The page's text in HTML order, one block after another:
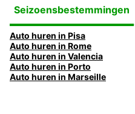
Seizoensbestemmingen
Auto huren in Pisa
Auto huren in Rome
Auto huren in Valencia
Auto huren in Porto
Auto huren in Marseille